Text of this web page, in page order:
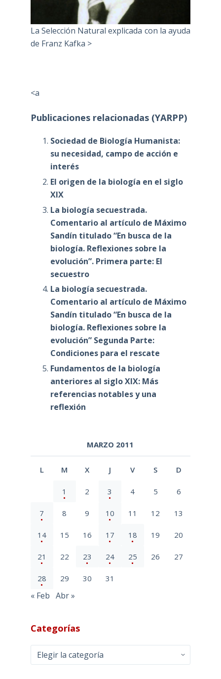
La Selección Natural explicada con la ayuda
de Franz Kafka >
<a
Publicaciones relacionadas (YARPP)
Sociedad de Biología Humanista:
su necesidad, campo de acción e
interés
El origen de la biología en el siglo
XIX
La biología secuestrada.
Comentario al artículo de Máximo
Sandín titulado “En busca de la
biología. Reflexiones sobre la
evolución”. Primera parte: El
secuestro
La biología secuestrada.
Comentario al artículo de Máximo
Sandín titulado “En busca de la
biología. Reflexiones sobre la
evolución” Segunda Parte:
Condiciones para el rescate
Fundamentos de la biología
anteriores al siglo XIX: Más
referencias notables y una
reflexión
MARZO 2011
L M X J V S D
1 2 3 4 5 6
7 8 9 10 11 12 13
14 15 16 17 18 19 20
21 22 23 24 25 26 27
28 29 30 31
« Feb Abr »
Categorías
Categorías